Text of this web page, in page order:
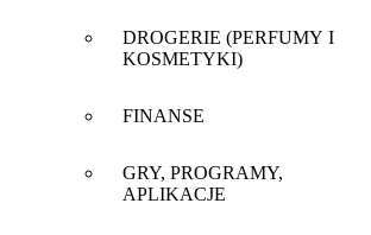
DROGERIE (PERFUMY I
KOSMETYKI)
FINANSE
GRY, PROGRAMY,
APLIKACJE